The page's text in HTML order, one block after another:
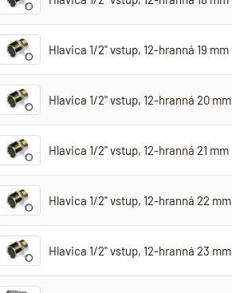
Hlavica 1/2" vstup, 12-hranná 19 mm
Hlavica 1/2" vstup, 12-hranná 20 mm
Hlavica 1/2" vstup, 12-hranná 21 mm
Hlavica 1/2" vstup, 12-hranná 22 mm
Hlavica 1/2" vstup, 12-hranná 23 mm